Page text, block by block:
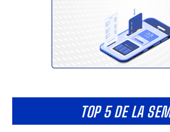
TOP 5 DE LA